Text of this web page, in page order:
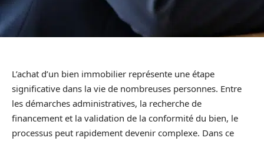
L’achat d’un bien immobilier représente une étape
significative dans la vie de nombreuses personnes. Entre
les démarches administratives, la recherche de
financement et la validation de la conformité du bien, le
processus peut rapidement devenir complexe. Dans ce